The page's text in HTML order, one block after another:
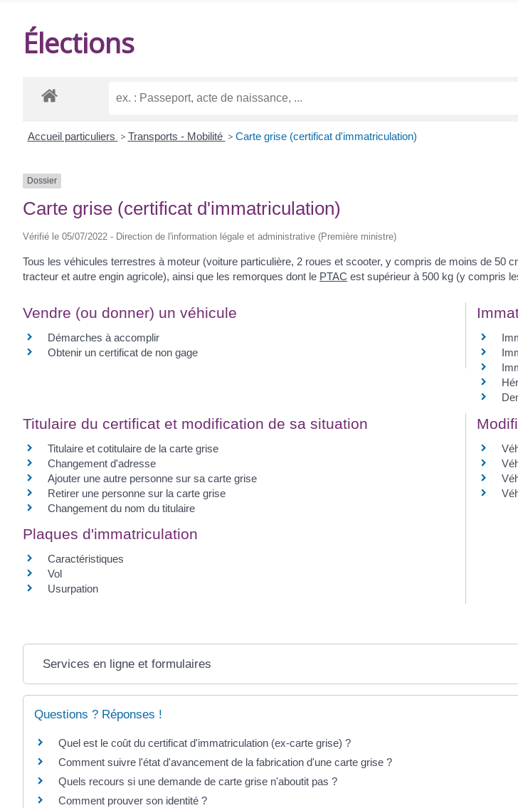
Élections
Accueil particuliers > Transports - Mobilité > Carte grise (certificat d'immatriculation)
Dossier
Carte grise (certificat d'immatriculation)
Vérifié le 05/07/2022 - Direction de l'information légale et administrative (Première ministre)
Tous les véhicules terrestres à moteur (voiture particulière, 2 roues et scooter, y compris de moins de 50
tracteur et autre engin agricole), ainsi que les remorques dont le PTAC est supérieur à 500 kg (y compris
Vendre (ou donner) un véhicule
Démarches à accomplir
Obtenir un certificat de non gage
Titulaire du certificat et modification de sa situation
Titulaire et cotitulaire de la carte grise
Changement d'adresse
Ajouter une autre personne sur sa carte grise
Retirer une personne sur la carte grise
Changement du nom du titulaire
Plaques d'immatriculation
Caractéristiques
Vol
Usurpation
Services en ligne et formulaires
Questions ? Réponses !
Quel est le coût du certificat d'immatriculation (ex-carte grise) ?
Comment suivre l'état d'avancement de la fabrication d'une carte grise ?
Quels recours si une demande de carte grise n'aboutit pas ?
Comment prouver son identité ?